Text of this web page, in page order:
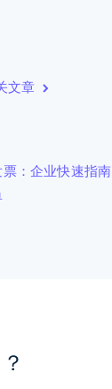
文章
：企业快速指南